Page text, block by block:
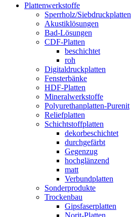
Plattenwerkstoffe
Sperrholz/Siebdruckplatten
Akustiklösungen
Bad-Lösungen
CDF-Platten
beschichtet
roh
Digitaldruckplatten
Fensterbänke
HDF-Platten
Mineralwerkstoffe
Polyurethanplatten-Purenit
Reliefplatten
Schichtstoffplatten
dekorbeschichtet
durchgefärbt
Gegenzug
hochglänzend
matt
Verbundplatten
Sonderprodukte
Trockenbau
Gipsfaserplatten
Norit-Platten